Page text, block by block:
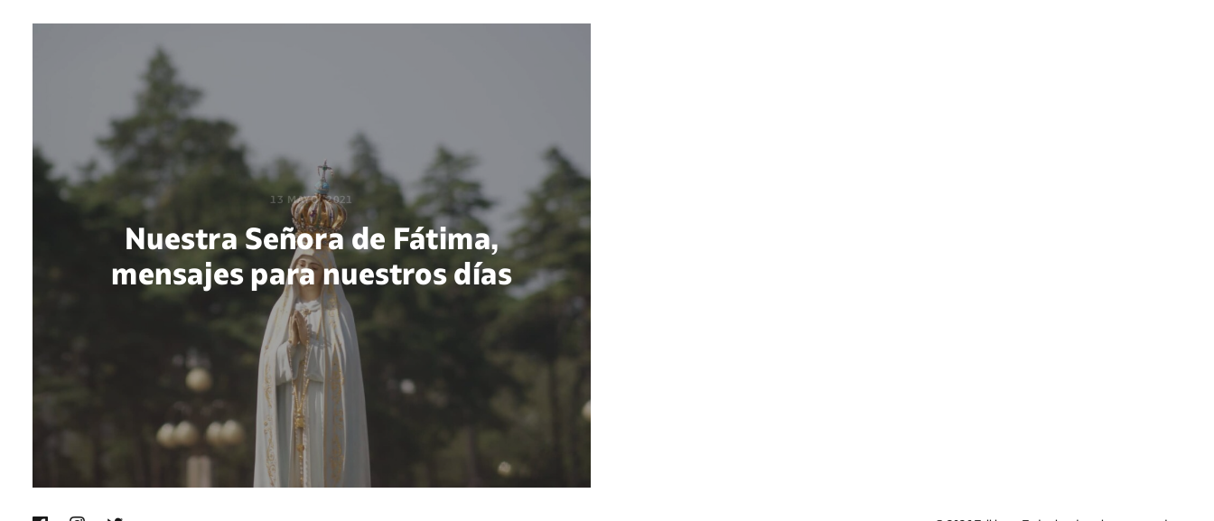
13 MAYO, 2021
Nuestra Señora de Fátima,
mensajes para nuestros días
POR MARÍA PAOLA BERTEL